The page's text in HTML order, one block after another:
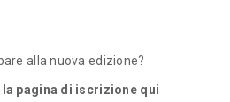
alla nuova edizione?
pagina di iscrizione qui